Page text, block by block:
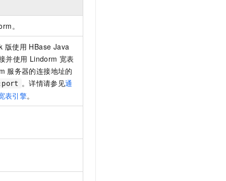
。
版使用 HBase Java
并使用 Lindorm 宽表
服务器的连接地址的
。详情请参见通
表引擎。